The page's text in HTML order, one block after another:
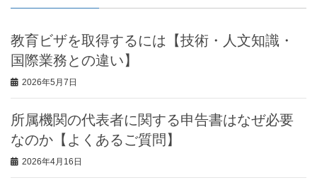
教育ビザを取得するには【技術・人文知識・
国際業務との違い】
2026年5月7日
所属機関の代表者に関する申告書はなぜ必要
なのか【よくあるご質問】
2026年4月16日